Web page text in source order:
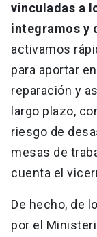
vinculadas a
integramos y
activamos
para aportar
reparación y
largo plazo,
riesgo de
mesas de
cuenta el
De hecho, de
por el